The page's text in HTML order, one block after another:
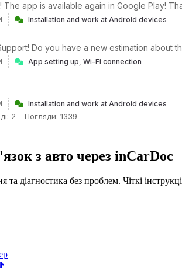
The app is available again in Google Play!
Installation and work at Android devices
Do you have a new estimation about
App setting up, Wi-Fi connection
Installation and work at Android devices
2 Погляди: 1339
з авто через inCarDoc
діагностика без проблем. Чіткі